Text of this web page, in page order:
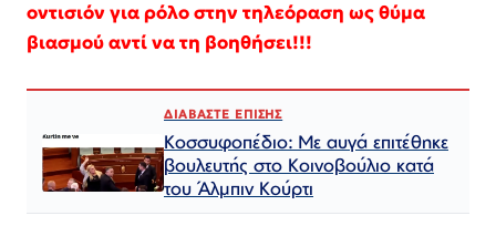
οντισιόν για ρόλο στην τηλεόραση ως θύμα
βιασμού αντί να τη βοηθήσει!!!
ΔΙΑΒΑΣΤΕ ΕΠΙΣΗΣ
Κοσσυφοπέδιο: Με αυγά επιτέθηκε
βουλευτής στο Κοινοβούλιο κατά
του Άλμπιν Κούρτι